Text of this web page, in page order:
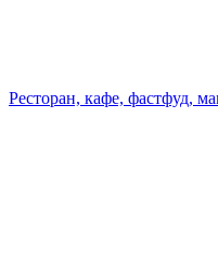
Ресторан, кафе, фастфуд,